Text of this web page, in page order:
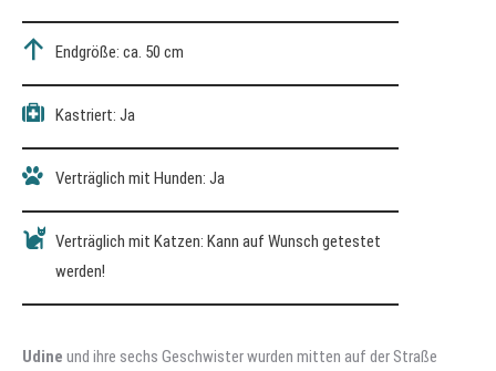
Endgröße: ca. 50 cm
Kastriert: Ja
Verträglich mit Hunden: Ja
Verträglich mit Katzen: Kann auf Wunsch getestet
werden!
Udine und ihre sechs Geschwister wurden mitten auf der Straße